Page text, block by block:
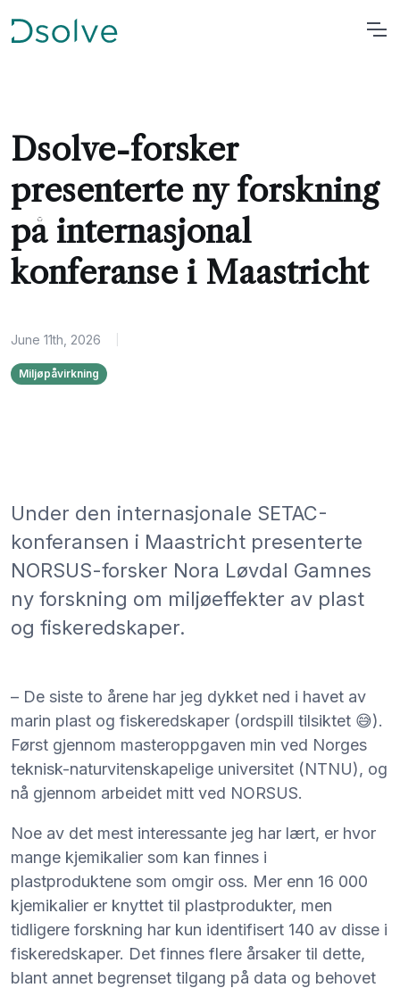
Dsolve-forsker
presenterte ny forskning
på internasjonal
konferanse i Maastricht
June 11th, 2026
Miljøpåvirkning
Under den internasjonale SETAC-
konferansen i Maastricht presenterte
NORSUS-forsker Nora Løvdal Gamnes
ny forskning om miljøeffekter av plast
og fiskeredskaper.
– De siste to årene har jeg dykket ned i havet av
marin plast og fiskeredskaper (ordspill tilsiktet 😅).
Først gjennom masteroppgaven min ved Norges
teknisk-naturvitenskapelige universitet (NTNU), og
nå gjennom arbeidet mitt ved NORSUS.
Noe av det mest interessante jeg har lært, er hvor
mange kjemikalier som kan finnes i
plastproduktene som omgir oss. Mer enn 16 000
kjemikalier er knyttet til plastprodukter, men
tidligere forskning har kun identifisert 140 av disse i
fiskeredskaper. Det finnes flere årsaker til dette,
blant annet begrenset tilgang på data og behovet